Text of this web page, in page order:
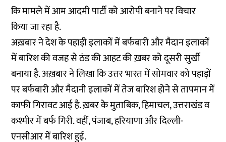
कि मामले में आम आदमी पार्टी को आरोपी बनाने पर विचार
किया जा रहा है.
अख़बार ने देश के पहाड़ी इलाकों में बर्फबारी और मैदान इलाकों
में बारिश की वजह से ठंड की आहट की ख़बर को दूसरी सुर्खी
बनाया है. अख़बार ने लिखा कि उत्तर भारत में सोमवार को पहाड़ों
पर बर्फबारी और मैदानी इलाकों में तेज बारिश होने से तापमान में
काफी गिरावट आई है. ख़बर के मुताबिक, हिमाचल, उत्तराखंड व
कश्मीर में बर्फ गिरी. वहीं, पंजाब, हरियाणा और दिल्ली-
एनसीआर में बारिश हुई.